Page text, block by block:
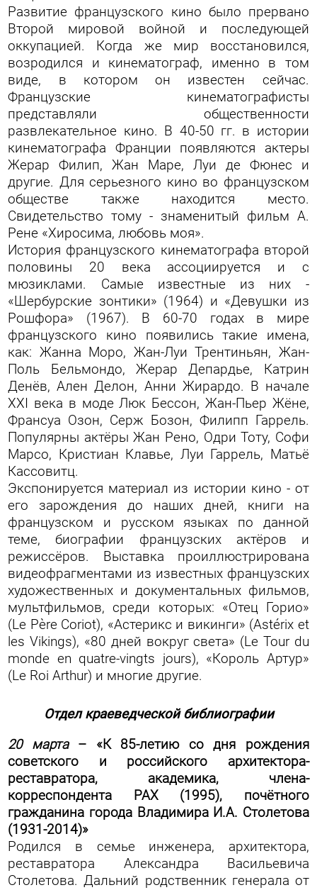
Развитие французского кино было прервано
Второй мировой войной и последующей
оккупацией. Когда же мир восстановился,
возродился и кинематограф, именно в том
виде, в котором он известен сейчас.
Французские кинематографисты
представляли общественности
развлекательное кино. В 40-50 гг. в истории
кинематографа Франции появляются актеры
Жерар Филип, Жан Маре, Луи де Фюнес и
другие. Для серьезного кино во французском
обществе также находится место.
Свидетельство тому - знаменитый фильм А.
Рене «Хиросима, любовь моя».
История французского кинематографа второй
половины 20 века ассоциируется и с
мюзиклами. Самые известные из них -
«Шербурские зонтики» (1964) и «Девушки из
Рошфора» (1967). В 60-70 годах в мире
французского кино появились такие имена,
как: Жанна Моро, Жан-Луи Трентиньян, Жан-
Поль Бельмондо, Жерар Депардье, Катрин
Денёв, Ален Делон, Анни Жирардо. В начале
ХХI века в моде Люк Бессон, Жан-Пьер Жёне,
Франсуа Озон, Серж Бозон, Филипп Гаррель.
Популярны актёры Жан Рено, Одри Тоту, Софи
Марсо, Кристиан Клавье, Луи Гаррель, Матьё
Кассовитц.
Экспонируется материал из истории кино - от
его зарождения до наших дней, книги на
французском и русском языках по данной
теме, биографии французских актёров и
режиссёров. Выставка проиллюстрирована
видеофрагментами из известных французских
художественных и документальных фильмов,
мультфильмов, среди которых: «Отец Горио»
(Le Père Coriot), «Астерикс и викинги» (Astérix et
les Vikings), «80 дней вокруг света» (Le Tour du
monde en quatre-vingts jours), «Король Артур»
(Le Roi Arthur) и многие другие.
Отдел краеведческой библиографии
20 марта– «К 85-летию со дня рождения
советского и российского архитектора-
реставратора, академика, члена-
корреспондента PAX (1995), почётного
гражданина города Владимира И.А. Столетова
(1931-2014)»
Родился в семье инженера, архитектора,
реставратора Александра Васильевича
Столетова. Дальний родственник генерала от